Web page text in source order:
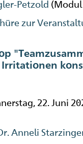
Petzold (Modul
zur
Irritationen
22. Juni
Anneli